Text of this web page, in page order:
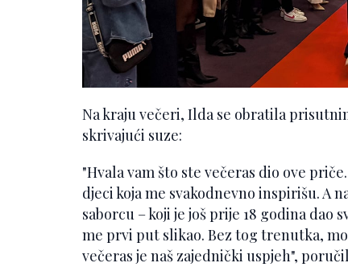
Na kraju večeri, Ilda se obratila
skrivajući suze:
"Hvala vam što ste večeras dio ove
djeci koja me svakodnevno inspirišu. A
saborcu – koji je još prije 18 godina dao
me prvi put slikao. Bez tog trenutka,
večeras je naš zajednički uspjeh",